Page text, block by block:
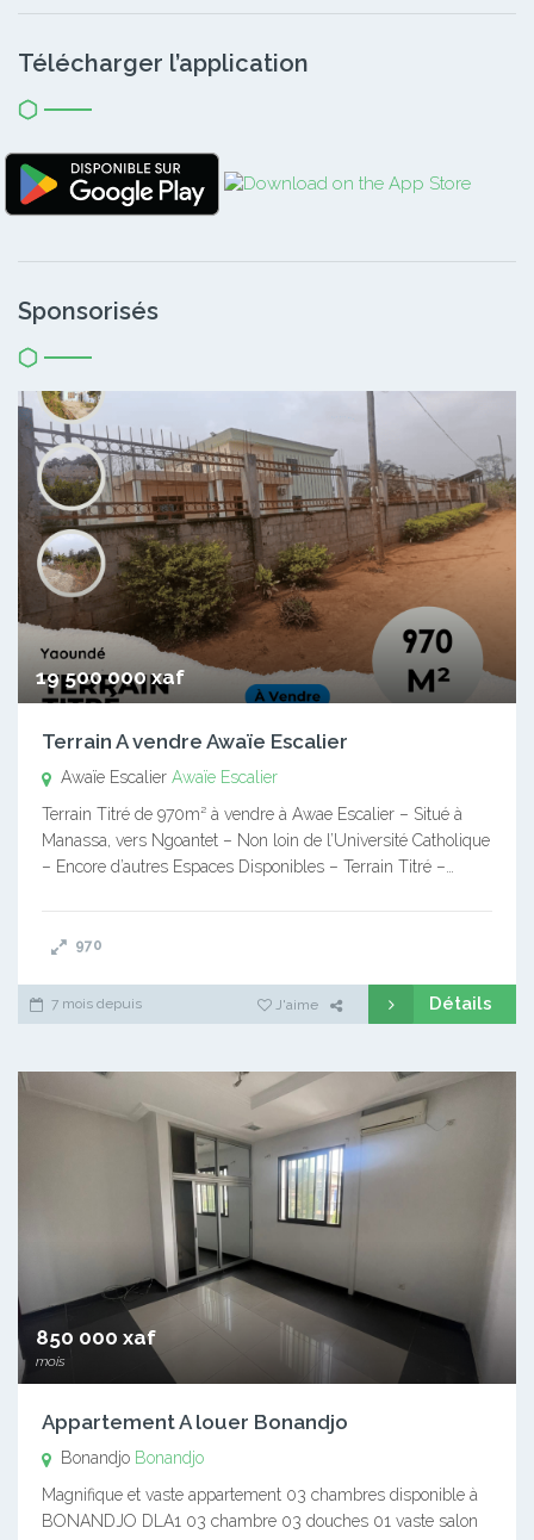
Télécharger l’application
Sponsorisés
19 500 000 xaf
Terrain A vendre Awaïe Escalier
Awaïe Escalier Awaïe Escalier
Terrain Titré de 970m² à vendre à Awae Escalier – Situé à
Manassa, vers Ngoantet – Non loin de l’Université Catholique
– Encore d’autres Espaces Disponibles – Terrain Titré –…
970
7 mois depuis J'aime Détails
850 000 xaf
mois
Appartement A louer Bonandjo
Bonandjo Bonandjo
Magnifique et vaste appartement 03 chambres disponible à
BONANDJO DLA1 03 chambre 03 douches 01 vaste salon